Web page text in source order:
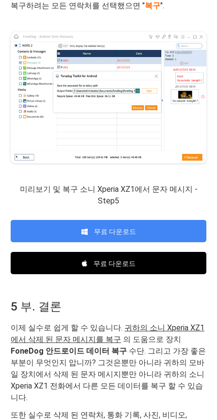
복구하려는 모든 연락처를 선택했으면 "복구".
미리보기 및 복구 소니 Xperia XZ1에서 문자 메시지 -
Step5
무료 다운로드
무료 다운로드
5 부. 결론
이제 실수로 쉽게 할 수 있습니다. 귀하의 소니 Xperia XZ1
에서 삭제 된 문자 메시지를 복구 의 도움으로 장치
FoneDog 안드로이드 데이터 복구 수단. 그리고 가장 좋은
부분이 무엇인지 압니까? 그것은뿐만 아니라 귀하의 모바
일 장치에서 삭제 된 문자 메시지뿐만 아니라 귀하의 소니
Xperia XZ1 전화에서 다른 모든 데이터를 복구 할 수 있습
니다.
또한 실수로 삭제 된 연락처, 통화 기록, 사진, 비디오,